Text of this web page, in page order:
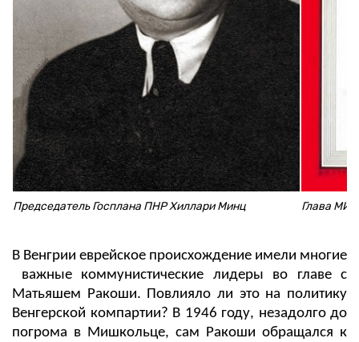
Председатель Госплана ПНР Хиллари Минц Глава
В Венгрии еврейское происхождение имели многие
важные коммунистические лидеры во главе с
Матьяшем Ракоши. Повлияло ли это на политику
Венгерской компартии? В 1946 году, незадолго до
погрома в Мишкольце, сам Ракоши обращался к